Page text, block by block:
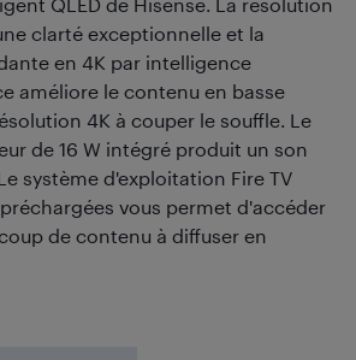
clarté exceptionnelle et la
en 4K par intelligence
améliore le contenu en basse
4K à couper le souffle. Le
de 16 W intégré produit un son
système d'exploitation Fire TV
vous permet d'accéder
de contenu à diffuser en